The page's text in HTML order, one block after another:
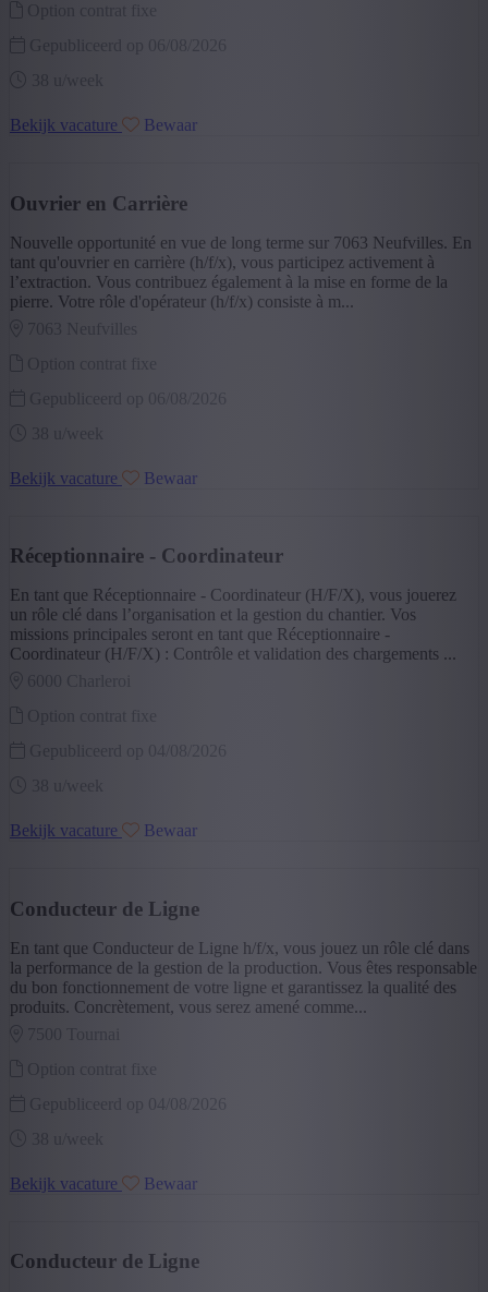
(1)
Type contract
Vast contract na interimperiode
Studentencontract
(2)
+ Toon meer
- Toon minder
Type job
Optie vast contract(14)
Tijdelijk lange opdracht(4)
Option contrat fixe
Gepubliceerd op 06/08/2026
38 u/week
Bekijk vacature Bewaar
Ouvrier en Carrière
Nouvelle opportunité en vue de long terme sur 7063 Neufvilles. En
tant qu'ouvrier en carrière (h/f/x), vous participez activement à
l’extraction. Vous contribuez également à la mise en forme de la
pierre. Votre rôle d'opérateur (h/f/x) consiste à m...
7063 neufvilles
Gepubliceerd op 06/08/2026
38 u/week
Bekijk vacature Bewaar
Réceptionnaire - Coordinateur
En tant que Réceptionnaire - Coordinateur (H/F/X), vous jouerez
un rôle clé dans l’organisation et la gestion du chantier. Vos
missions principales seront en tant que Réceptionnaire -
Coordinateur (H/F/X) : Contrôle et validation des chargements ...
Gepubliceerd op 04/08/2026
Bekijk vacature Bewaar
Conducteur de Ligne
En tant que Conducteur de Ligne h/f/x, vous jouez un rôle clé dans
la performance de la gestion de la production. Vous êtes responsable
du bon fonctionnement de votre ligne et garantissez la qualité des
produits. Concrètement, vous serez amené comme...
7500 tournai
Gepubliceerd op 04/08/2026
Bekijk vacature Bewaar
Conducteur de Ligne